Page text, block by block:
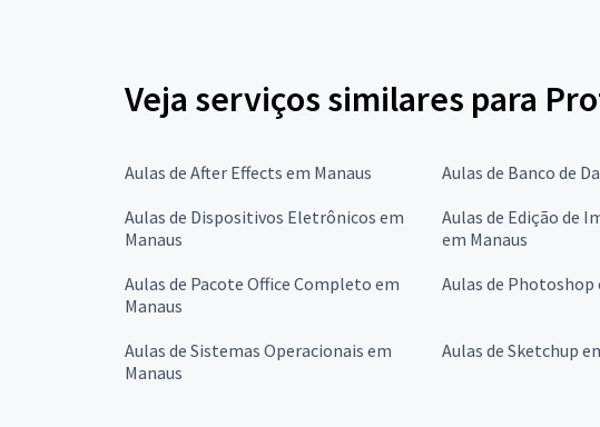
Veja serviços similares para
Aulas de After Effects em Manaus Aulas de Banco de
Aulas de Dispositivos Eletrônicos em
Manaus
Aulas de Edição de
em Manaus
Aulas de Pacote Office Completo em
Manaus
Aulas de Photoshop
Aulas de Sistemas Operacionais em
Manaus
Aulas de Sketchup